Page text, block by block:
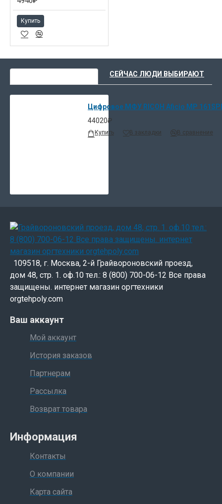
Купить
СЕЙЧАС ЛЮДИ ВЫБИРАЮТ
Цифровое МФУ RICOH Aficio MP
44020₽
Купить В закладки В сравнение
109518, г. Москва, 2-й Грайвороновский проезд,
дом 48, стр. 1. оф.10 тел.: 8 (800) 700-06-12 Все права
защищены. интернет магазин оргтехники
orgtehpoly.com
Ваш аккаунт
Мой аккаунт
История заказов
Партнерам
Рассылка
Возврат товара
Информация
Контакты
О компании
Карта сайта